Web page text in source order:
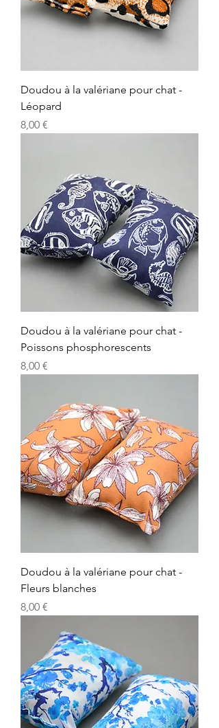
Doudou à la valériane pour chat -
Léopard
Precio
8,00 €
Doudou à la valériane pour chat -
Poissons phosphorescents
Precio
8,00 €
Doudou à la valériane pour chat -
Fleurs blanches
Precio
8,00 €